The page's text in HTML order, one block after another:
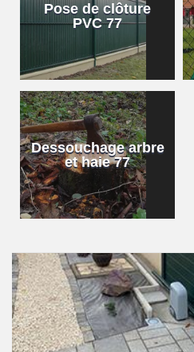
Pose de clôture
PVC 77
Dessouchage arbre
et haie 77